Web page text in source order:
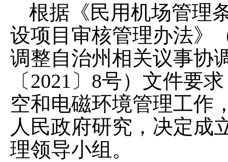
根据《民用机场管理
设项目审核管理办法》
调整自治州相关议事协
〔2021〕8号）文件要
空和电磁环境管理工作
人民政府研究，决定成
理领导小组。